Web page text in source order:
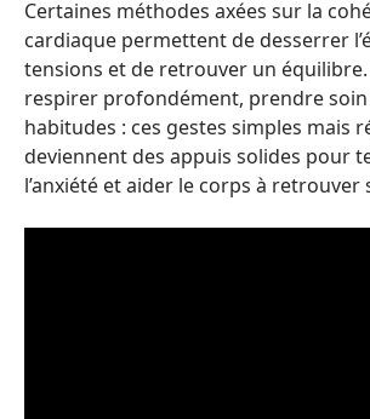
Certaines méthodes axées sur la
cardiaque permettent de desserrer
tensions et de retrouver un équilibre.
respirer profondément, prendre soin
habitudes : ces gestes simples mais
deviennent des appuis solides pour
l’anxiété et aider le corps à retrouver